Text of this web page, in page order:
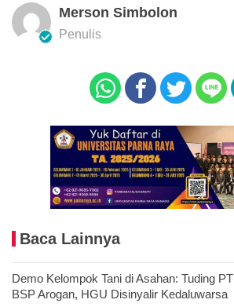
Merson Simbolon
Penulis
Baca Lainnya
Demo Kelompok Tani di Asahan: Tuding PT
BSP Arogan, HGU Disinyalir Kedaluwarsa